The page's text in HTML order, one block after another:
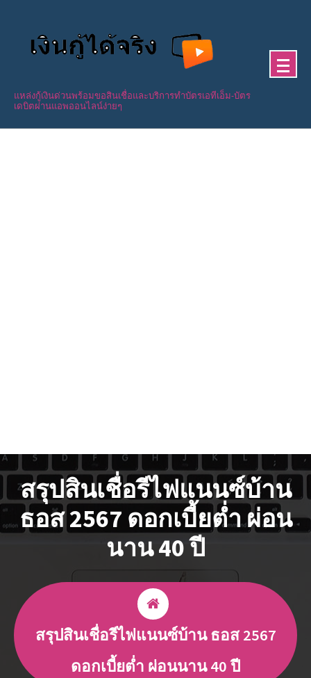
แหล่งกู้เงินด่วนพร้อมขอสินเชื่อและบริการทำบัตรเอทีเอ็ม-บัตร
เดบิตผ่านแอพออนไลน์ง่ายๆ
สรุปสินเชื่อรีไฟแนนซ์บ้าน
ธอส 2567 ดอกเบี้ยต่ำ ผ่อน
นาน 40 ปี
สรุปสินเชื่อรีไฟแนนซ์บ้าน ธอส 2567
ดอกเบี้ยต่ำ ผ่อนนาน 40 ปี